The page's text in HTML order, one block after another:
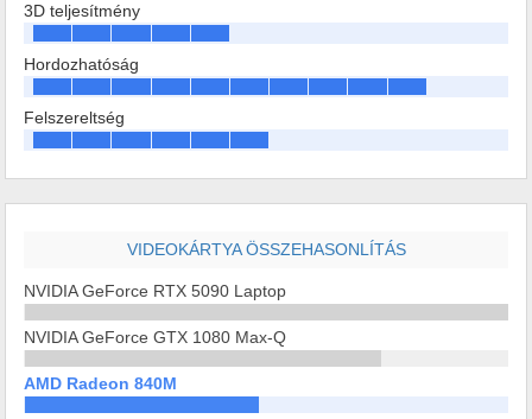
3D teljesítmény
Hordozhatóság
Felszereltség
VIDEOKÁRTYA ÖSSZEHASONLÍTÁS
NVIDIA GeForce RTX 5090 Laptop
NVIDIA GeForce GTX 1080 Max-Q
AMD Radeon 840M